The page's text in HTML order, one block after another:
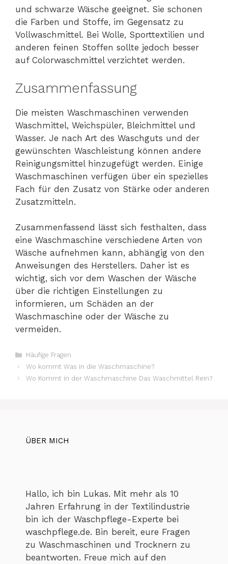
und schwarze Wäsche geeignet. Sie schonen
die Farben und Stoffe, im Gegensatz zu
Vollwaschmittel. Bei Wolle, Sporttextilien und
anderen feinen Stoffen sollte jedoch besser
auf Colorwaschmittel verzichtet werden.
Zusammenfassung
Die meisten Waschmaschinen verwenden
Waschmittel, Weichspüler, Bleichmittel und
Wasser. Je nach Art des Waschguts und der
gewünschten Waschleistung können andere
Reinigungsmittel hinzugefügt werden. Einige
Waschmaschinen verfügen über ein spezielles
Fach für den Zusatz von Stärke oder anderen
Zusatzmitteln.
Zusammenfassend lässt sich festhalten, dass
eine Waschmaschine verschiedene Arten von
Wäsche aufnehmen kann, abhängig von den
Anweisungen des Herstellers. Daher ist es
wichtig, sich vor dem Waschen der Wäsche
über die richtigen Einstellungen zu
informieren, um Schäden an der
Waschmaschine oder der Wäsche zu
vermeiden.
Kategorien
Häufige Fragen
Wo kommt Was in die Waschmaschine?
Wo Kommt in der Waschmaschine Das Waschmittel Rein?
ÜBER MICH
Hallo, ich bin Lukas. Mit mehr als 10
Jahren Erfahrung in der Textilindustrie
bin ich der Waschpflege-Experte bei
waschpflege.de. Bin bereit, eure Fragen
zu Waschmaschinen und Trocknern zu
beantworten. Freue mich auf den